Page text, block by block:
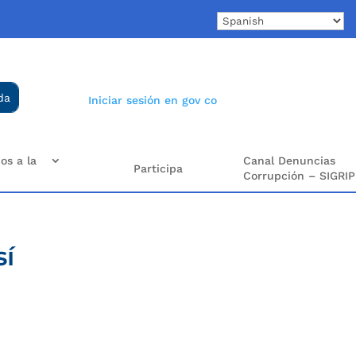
Iniciar sesión en gov co
a la
Participa
Canal Denuncias
Corrupción – SIGRIP